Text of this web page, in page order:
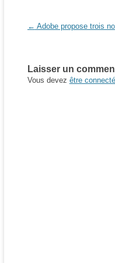
Navigation des articles
← Adobe propose trois
Laisser un
Vous devez être